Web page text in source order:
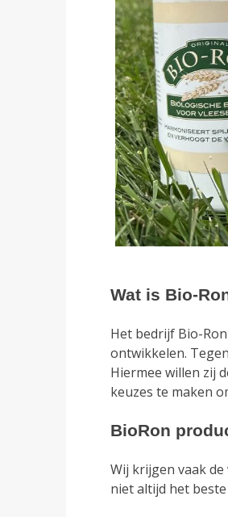
Wat is Bio-
Het bedrijf Bio-
ontwikkelen.
Hiermee willen zij
keuzes te maken
BioRon
Wij krijgen vaak
niet altijd het